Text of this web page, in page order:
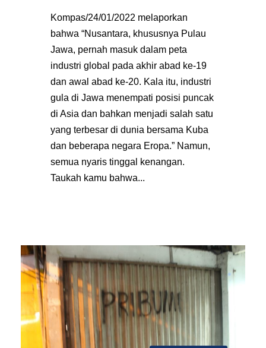
Kompas/24/01/2022 melaporkan
bahwa “Nusantara, khususnya Pulau
Jawa, pernah masuk dalam peta
industri global pada akhir abad ke-19
dan awal abad ke-20. Kala itu, industri
gula di Jawa menempati posisi puncak
di Asia dan bahkan menjadi salah satu
yang terbesar di dunia bersama Kuba
dan beberapa negara Eropa.” Namun,
semua nyaris tinggal kenangan.
Taukah kamu bahwa...